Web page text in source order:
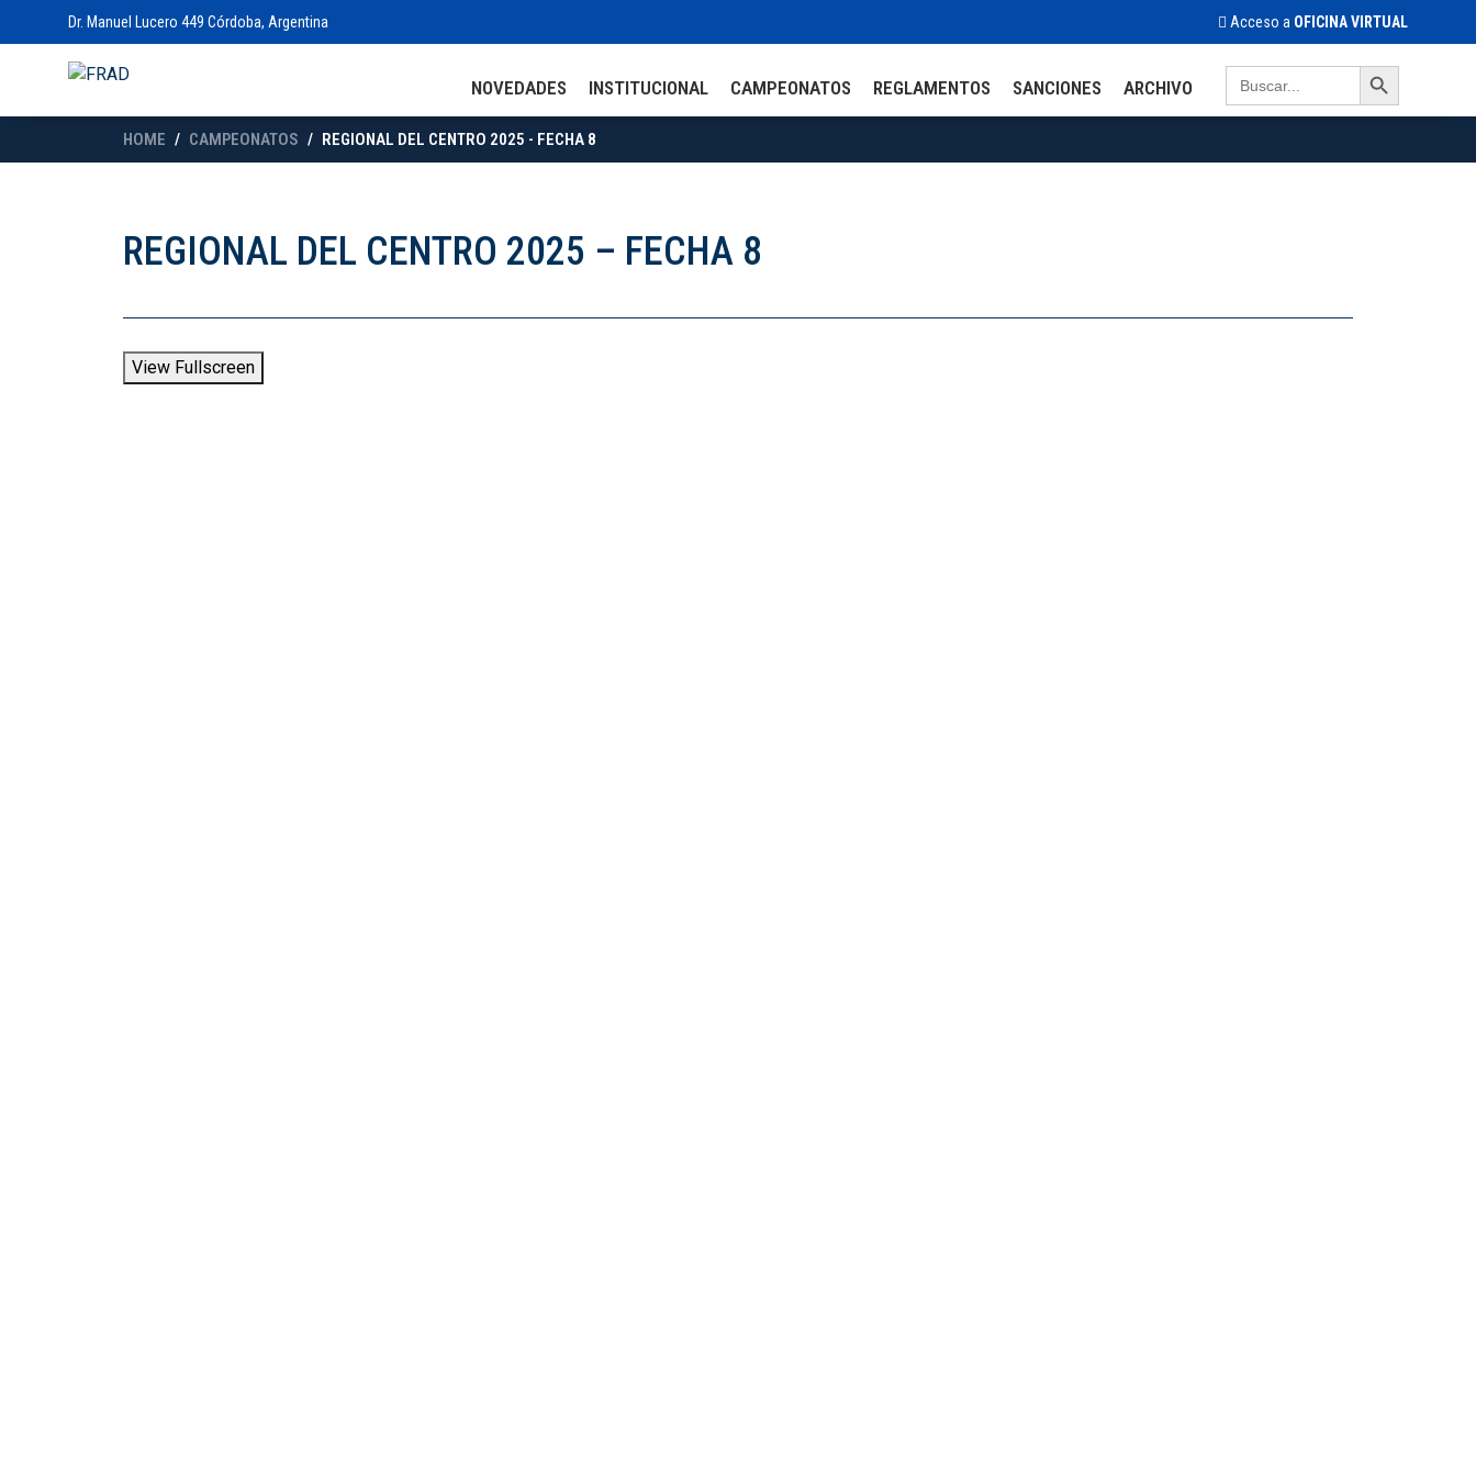
Dr. Manuel Lucero 449 Córdoba, Argentina Acceso a OFICINA VIRTUAL
NOVEDADES INSTITUCIONAL CAMPEONATOS REGLAMENTOS SANCIONES ARCHIVO
Search
for:
Search Button
HOME CAMPEONATOS REGIONAL DEL CENTRO 2025 - FECHA 8
REGIONAL DEL CENTRO 2025 – FECHA 8
View Fullscreen